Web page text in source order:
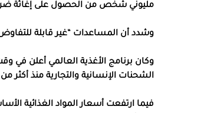
مليوني شخص من الحصول على إغاثة
وشدد أن المساعدات “غير قابلة للتفاوض
وكان برنامج الأغذية العالمي أعلن في
الشحنات الإنسانية والتجارية منذ أكثر من 7 أسابيع، مع إغلاق جميع المعابر الحدودية الرئيسية.